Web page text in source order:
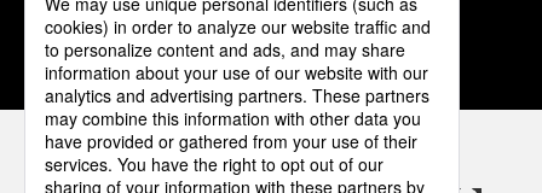
2 3 4 5 6
パナソニックの電気設備 SNSアカウント